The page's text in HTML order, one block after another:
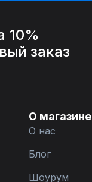
10%
заказ
О магазине
О нас
Блог
Шоурум